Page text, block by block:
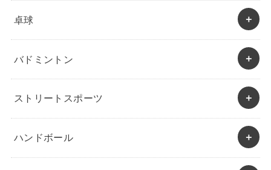
卓球
バドミントン
ストリートスポーツ
ハンドボール